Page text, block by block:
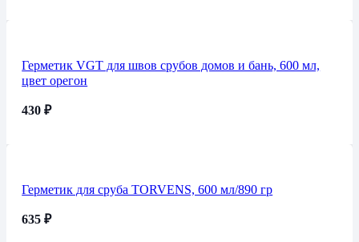
Герметик VGT для швов срубов домов и бань, 600 мл,
цвет орегон
430₽
Герметик для сруба TORVENS, 600 мл/890 гр
635₽